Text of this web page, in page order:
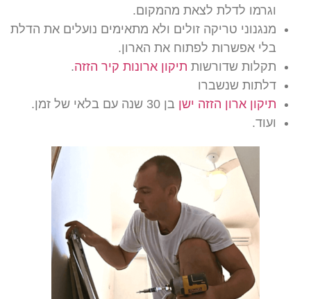
וגרמו לדלת לצאת מהמקום.
מנגנוני טריקה זולים ולא מתאימים נועלים את הדלת
בלי אפשרות לפתוח את הארון.
תקלות שדורשות תיקון ארונות קיר הזזה.
דלתות שנשברו
תיקון ארון הזזה ישן בן 30 שנה עם בלאי של זמן.
ועוד.